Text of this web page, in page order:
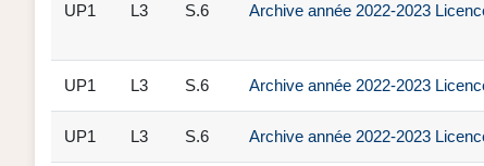
UP1 L3 S.6 Archive année 2022-2023
UP1 L3 S.6 Archive année 2022-2023
UP1 L3 S.6 Archive année 2022-2023